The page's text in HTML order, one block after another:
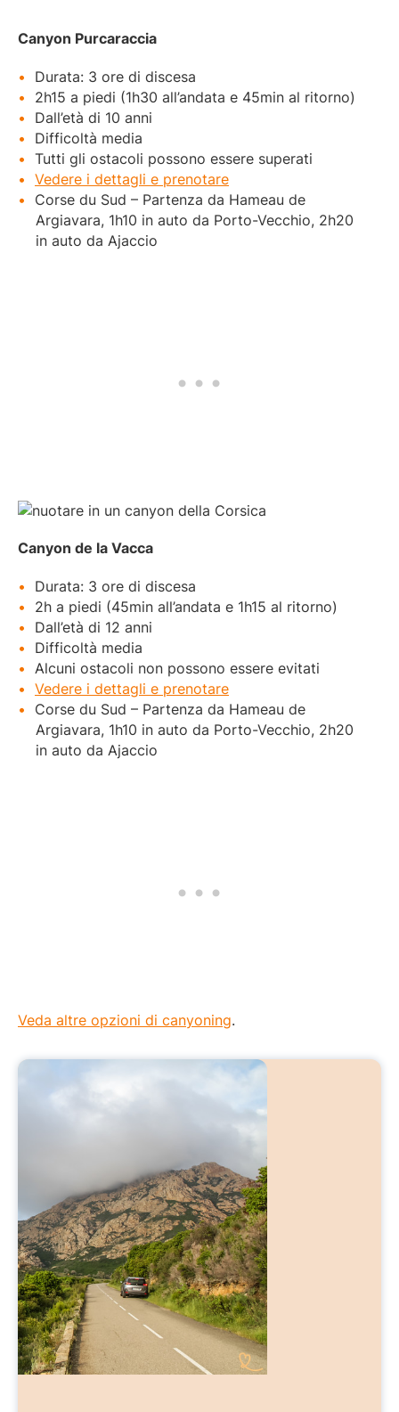
Canyon Purcaraccia
Durata: 3 ore di discesa
2h15 a piedi (1h30 all’andata e 45min al ritorno)
Dall’età di 10 anni
Difficoltà media
Tutti gli ostacoli possono essere superati
Vedere i dettagli e prenotare
Corse du Sud – Partenza da Hameau de
Argiavara, 1h10 in auto da Porto-Vecchio, 2h20
in auto da Ajaccio
Canyon de la Vacca
Durata: 3 ore di discesa
2h a piedi (45min all’andata e 1h15 al ritorno)
Dall’età di 12 anni
Difficoltà media
Alcuni ostacoli non possono essere evitati
Vedere i dettagli e prenotare
Corse du Sud – Partenza da Hameau de
Argiavara, 1h10 in auto da Porto-Vecchio, 2h20
in auto da Ajaccio
Veda altre opzioni di canyoning.